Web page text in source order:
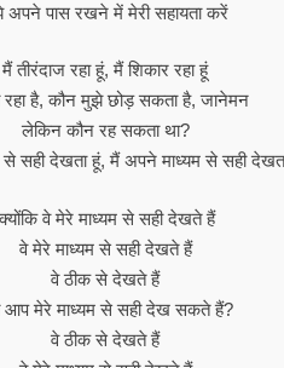
अपने पास रखने में मेरी सहायता करें
मैं तीरंदाज रहा हूं, मैं शिकार रहा हूं
रहा है, कौन मुझे छोड़ सकता है, जानेमन
लेकिन कौन रह सकता था?
सही देखता हूं, मैं अपने माध्यम से सही
वे मेरे माध्यम से सही देखते हैं
वे मेरे माध्यम से सही देखते हैं
वे ठीक से देखते हैं
आप मेरे माध्यम से सही देख सकते हैं?
वे ठीक से देखते हैं